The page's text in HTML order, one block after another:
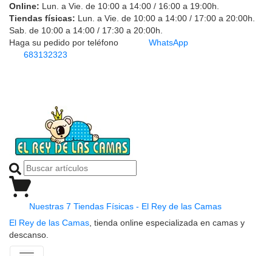
Online: Lun. a Vie. de 10:00 a 14:00 / 16:00 a 19:00h.
Tiendas físicas: Lun. a Vie. de 10:00 a 14:00 / 17:00 a 20:00h.
Sab. de 10:00 a 14:00 / 17:30 a 20:00h.
Haga su pedido por teléfono
683132323
WhatsApp
Nuestras 7 Tiendas Físicas - El Rey de las Camas
El Rey de las Camas , tienda online especializada en camas y
descanso.